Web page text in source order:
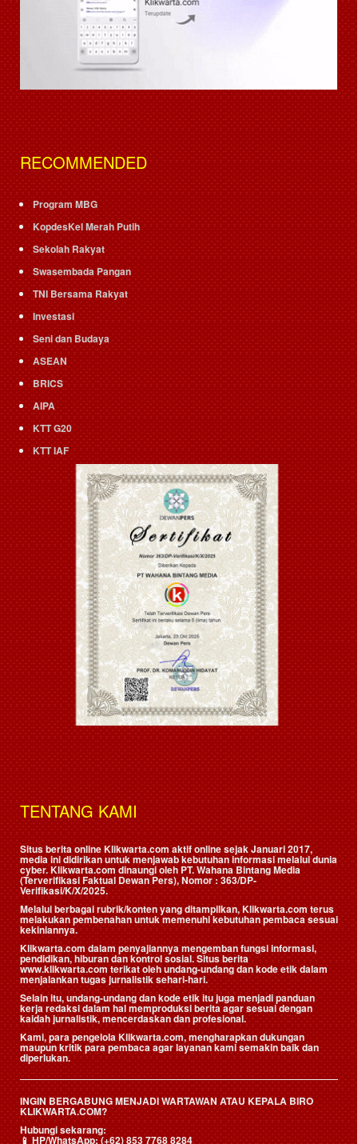
RECOMMENDED
Program MBG
KopdesKel Merah Putih
Sekolah Rakyat
Swasembada Pangan
TNI Bersama Rakyat
Investasi
Seni dan Budaya
ASEAN
BRICS
AIPA
KTT G20
KTT IAF
TENTANG KAMI
Situs berita online Klikwarta.com aktif online sejak Januari 2017,
media ini didirikan untuk menjawab kebutuhan informasi melalui dunia
cyber. Klikwarta.com dinaungi oleh PT. Wahana Bintang Media
(Terverifikasi Faktual Dewan Pers), Nomor : 363/DP-
Verifikasi/K/X/2025.
Melalui berbagai rubrik/konten yang ditampilkan, Klikwarta.com terus
melakukan pembenahan untuk memenuhi kebutuhan pembaca sesuai
kekiniannya.
Klikwarta.com dalam penyajiannya mengemban fungsi informasi,
pendidikan, hiburan dan kontrol sosial. Situs berita
www.klikwarta.com terikat oleh undang-undang dan kode etik dalam
menjalankan tugas jurnalistik sehari-hari.
Selain itu, undang-undang dan kode etik itu juga menjadi panduan
kerja redaksi dalam hal memproduksi berita agar sesuai dengan
kaidah jurnalistik, mencerdaskan dan profesional.
Kami, para pengelola Klikwarta.com, mengharapkan dukungan
maupun kritik para pembaca agar layanan kami semakin baik dan
diperlukan.
INGIN BERGABUNG MENJADI WARTAWAN ATAU KEPALA BIRO
KLIKWARTA.COM?
Hubungi sekarang:
📱HP/WhatsApp:(+62) 853 7768 8284